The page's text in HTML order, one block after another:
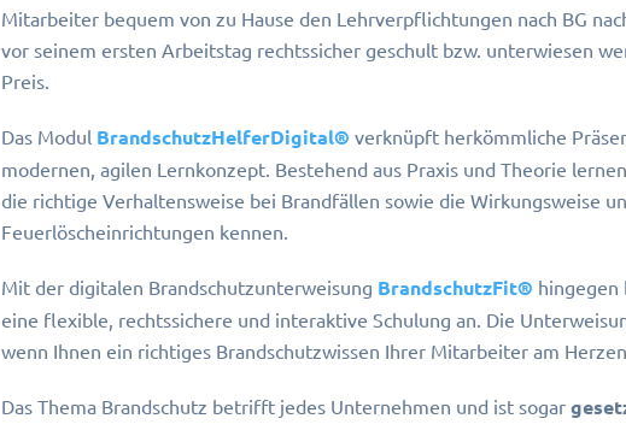
Mitarbeiter bequem von zu Hause den Lehrverpflichtungen nach BG
vor seinem ersten Arbeitstag rechtssicher geschult bzw. unterwiesen
Preis.
Das Modul BrandschutzHelferDigital® verknüpft herkömmliche
modernen, agilen Lernkonzept. Bestehend aus Praxis und Theorie
die richtige Verhaltensweise bei Brandfällen sowie die Wirkungsweise
Feuerlöscheinrichtungen kennen.
Mit der digitalen Brandschutzunterweisung BrandschutzFit®
eine flexible, rechtssichere und interaktive Schulung an. Die
wenn Ihnen ein richtiges Brandschutzwissen Ihrer Mitarbeiter am
Das Thema Brandschutz betrifft jedes Unternehmen und ist sogar